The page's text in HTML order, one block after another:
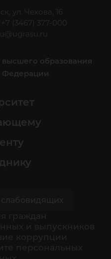
ул. Чехова, 16
(3467) 377-000
образования
Федерации